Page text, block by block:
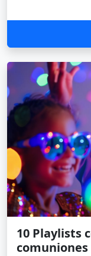
10 Playlists
comuniones